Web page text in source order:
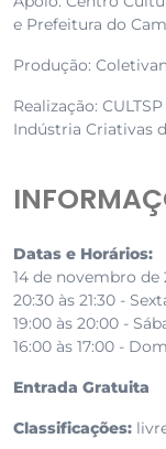
e Prefeitura do
Produção:
Realização:
Indústria Criativas
Datas e Horários:
14 de novembro de
20:30 às 21:30 -
19:00 às 20:00 -
16:00 às 17:00 -
Entrada Gratuita
Classificações: